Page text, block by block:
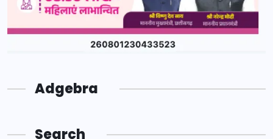
Adgebra
Search